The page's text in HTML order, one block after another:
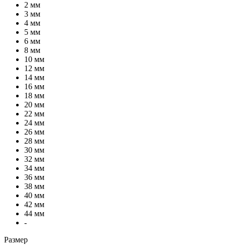
2 мм
3 мм
4 мм
5 мм
6 мм
8 мм
10 мм
12 мм
14 мм
16 мм
18 мм
20 мм
22 мм
24 мм
26 мм
28 мм
30 мм
32 мм
34 мм
36 мм
38 мм
40 мм
42 мм
44 мм
-
Размер